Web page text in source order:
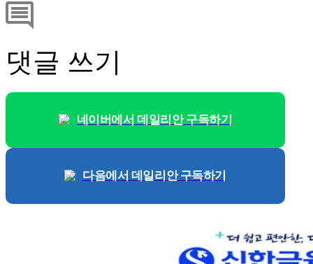
댓글 쓰기
네이버에서 데일리안 구독하기
다음에서 데일리안 구독하기